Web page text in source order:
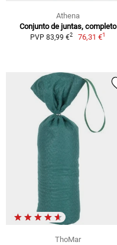
Athena
Conjunto de juntas, completo
PVP 83,99 €2 76,31 €1
ThoMar